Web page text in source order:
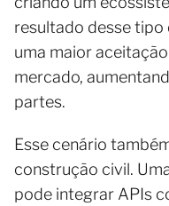
resultado desse
uma maior
mercado,
partes.
Esse cenário
construção civil.
pode integrar APIs